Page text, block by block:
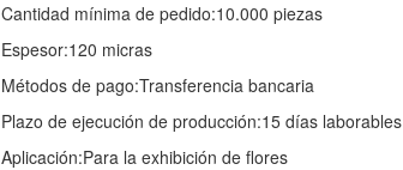
Cantidad mínima de pedido:10.000 piezas
Espesor:120 micras
Métodos de pago:Transferencia bancaria
Plazo de ejecución de producción:15 días laborables
Aplicación:Para la exhibición de flores